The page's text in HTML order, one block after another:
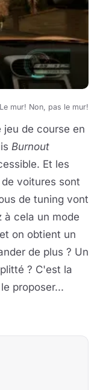
Le mur! Non, pas le mur!
de course en
Burnout
Et les
voitures sont
de tuning vont
cela un mode
on obtient un
de plus ? Un
? C'est la
proposer...